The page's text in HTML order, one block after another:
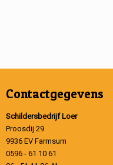
Contactgegevens
Schildersbedrijf Loer
Proosdij 29
9936 EV Farmsum
0596 - 61 10 61